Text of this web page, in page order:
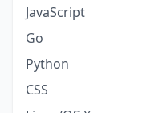
JavaScript
Go
Python
CSS